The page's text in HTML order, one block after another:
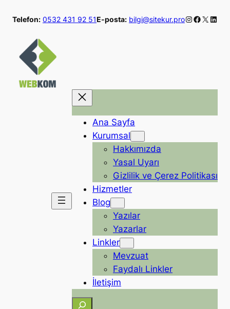
geç
Telefon: 0532 431 92 51E-posta: bilgi@sitekur.proInstagram
X
Ana Sayfa
Kurumsal
Hakkımızda
Yasal Uyarı
Gizlilik ve Çerez Politikası
Hizmetler
Blog
Yazılar
Yazarlar
Linkler
Mevzuat
Faydalı Linkler
İletişim
Ara